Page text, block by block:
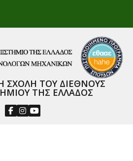
ΣΧΟΛΗ ΤΟΥ ΔΙΕΘΝΟΥΣ
ΤΗΣ ΕΛΛΑΔΟΣ